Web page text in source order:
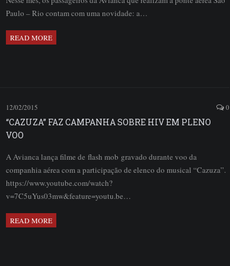
Paulo – Rio contam com uma novidade: a…
READ MORE
12/02/2015 0
“CAZUZA” FAZ CAMPANHA SOBRE HIV EM PLENO
VOO
A Avianca lança filme de flash mob gravado durante voo da
companhia aérea com a participação de elenco do musical “Cazuza”.
https://www.youtube.com/watch?
v=7C5uYus03mw&feature=youtu.be…
READ MORE